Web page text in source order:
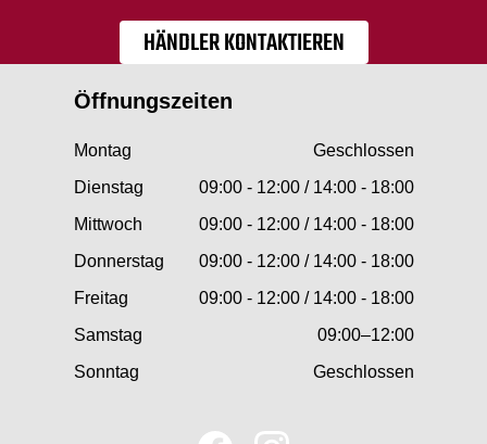
HÄNDLER KONTAKTIEREN
Öffnungszeiten
Montag
Geschlossen
Dienstag
09:00 - 12:00 / 14:00 - 18:00
Mittwoch
09:00 - 12:00 / 14:00 - 18:00
Donnerstag
09:00 - 12:00 / 14:00 - 18:00
Freitag
09:00 - 12:00 / 14:00 - 18:00
Samstag
09:00–12:00
Sonntag
Geschlossen